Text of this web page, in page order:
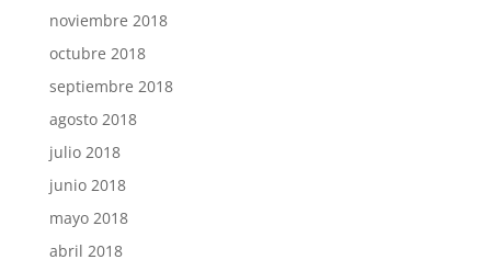
noviembre 2018
octubre 2018
septiembre 2018
agosto 2018
julio 2018
junio 2018
mayo 2018
abril 2018